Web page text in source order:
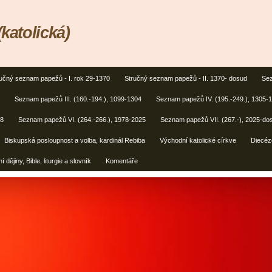
seznam papežů - I. rok 29-1370 Stručný seznam papežů - II. 1370- dosud
Seznam papežů III. (160.-194.), 1099-1304 Seznam papežů IV. (195.-249.), 1305-
Seznam papežů VI. (264.-266.), 1978-2025 Seznam papežů VII. (267.-), 2025-
Biskupská posloupnost a volba, kardinál Rebiba Východní katolické církve
dějiny, Bible, liturgie a slovník Komentáře